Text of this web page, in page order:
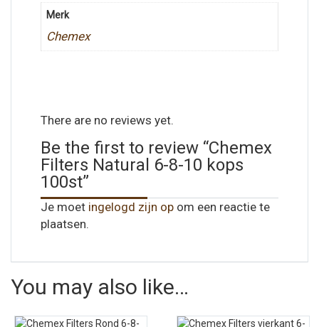
Merk
Chemex
There are no reviews yet.
Be the first to review “Chemex
Filters Natural 6-8-10 kops
100st”
Je moet ingelogd zijn op om een reactie te
plaatsen.
You may also like…